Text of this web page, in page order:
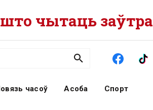
чытаць заўтра
часоў Асоба Спорт